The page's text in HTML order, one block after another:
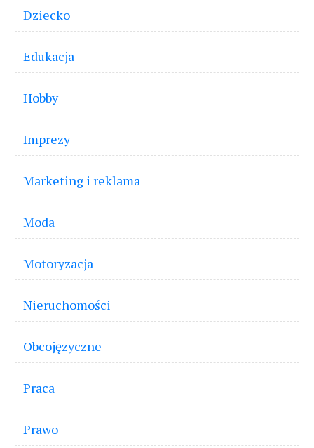
Dziecko
Edukacja
Hobby
Imprezy
Marketing i reklama
Moda
Motoryzacja
Nieruchomości
Obcojęzyczne
Praca
Prawo